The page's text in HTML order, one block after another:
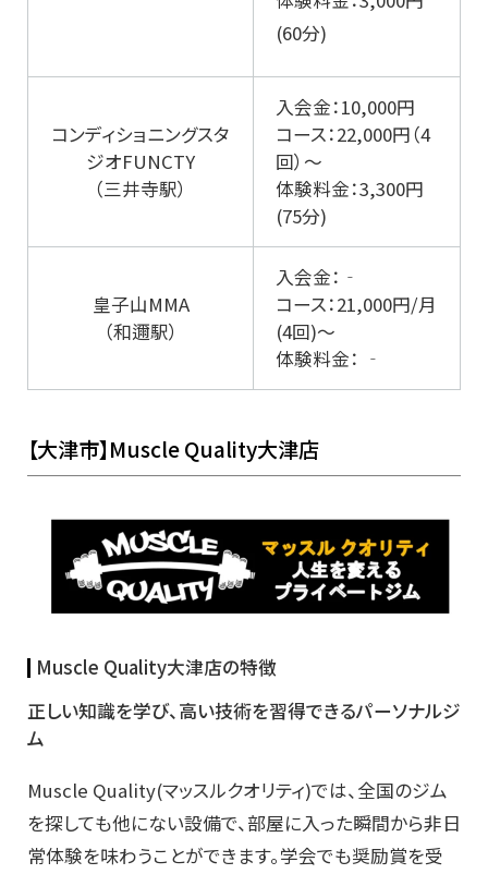
(60分)
コンディショニングスタ
ジオFUNCTY
（三井寺駅）
入会金：10,000円
コース：22,000円（4
回）～
体験料金：3,300円
(75分)
皇子山MMA
（和邇駅）
入会金：‐
コース：21,000円/月
(4回)～
体験料金： ‐
【大津市】Muscle Quality大津店
Muscle Quality大津店の特徴
正しい知識を学び、高い技術を習得できるパーソナルジ
ム
Muscle Quality(マッスルクオリティ)では、全国のジム
を探しても他にない設備で、部屋に入った瞬間から非日
常体験を味わうことができます。学会でも奨励賞を受